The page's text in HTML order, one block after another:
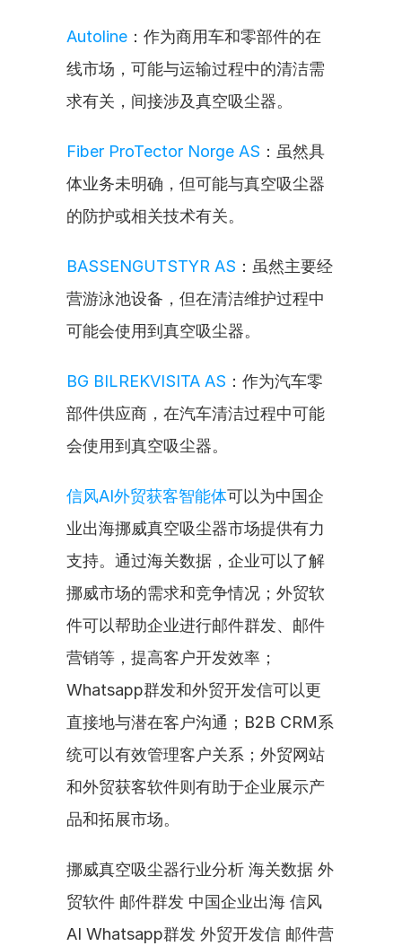
Autoline ：作为商用车和零部件的在
线市场，可能与运输过程中的清洁需
求有关，间接涉及真空吸尘器。
Fiber ProTector Norge AS ：虽然具
体业务未明确，但可能与真空吸尘器
的防护或相关技术有关。
BASSENGUTSTYR AS ：虽然主要经
营游泳池设备，但在清洁维护过程中
可能会使用到真空吸尘器。
BG BILREKVISITA AS ：作为汽车零
部件供应商，在汽车清洁过程中可能
会使用到真空吸尘器。
信风AI外贸获客智能体可以为中国企
业出海挪威真空吸尘器市场提供有力
支持。通过海关数据，企业可以了解
挪威市场的需求和竞争情况；外贸软
件可以帮助企业进行邮件群发、邮件
营销等，提高客户开发效率；
Whatsapp群发和外贸开发信可以更
直接地与潜在客户沟通；B2B CRM系
统可以有效管理客户关系；外贸网站
和外贸获客软件则有助于企业展示产
品和拓展市场。
挪威真空吸尘器行业分析 海关数据 外
贸软件 邮件群发 中国企业出海 信风
AI Whatsapp群发 外贸开发信 邮件营